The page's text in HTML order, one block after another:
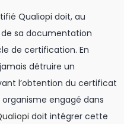
Qualiopi doit, au
sa documentation
de certification. En
détruire un
l’obtention du certificat
engagé dans
doit intégrer cette